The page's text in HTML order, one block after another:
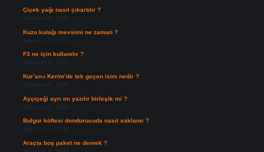
Çiçek yağı nasıl çıkartılır ?
Ağustos 9, 2026
Kuzu kulağı mevsimi ne zaman ?
Ağustos 8, 2026
F3 ne için kullanılır ?
Ağustos 6, 2026
Kur’an-ı Kerim’de tek geçen isim nedir ?
Ağustos 6, 2026
Ayçiçeği ayrı mı yazılır birleşik mi ?
Ağustos 5, 2026
Bulgur köftesi dondurucuda nasıl saklanır ?
Ağustos 4, 2026
Araçta boş paket ne demek ?